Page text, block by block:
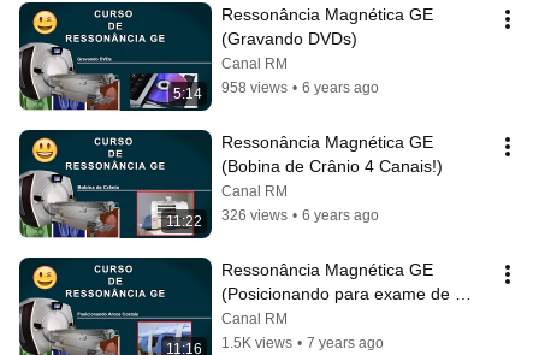
5:14
Ressonância Magnética GE
(Gravando DVDs)
Canal RM
958 views • 6 years ago
11:22
Ressonância Magnética GE
(Bobina de Crânio 4 Canais!)
Canal RM
326 views • 6 years ago
11:16
Ressonância Magnética GE
(Posicionando para exame de
Arcos Costais)
Canal RM
1.5K views • 7 years ago